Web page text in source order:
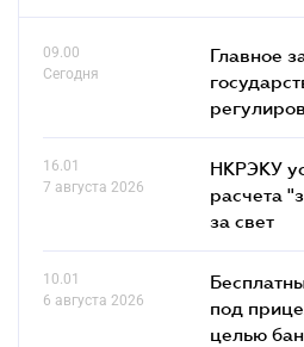
09.00
Сегодня
Главное
16.01
7 августа 2026
НКРЭКУ
расчета
за свет
10.01
6 августа 2026
под
целью